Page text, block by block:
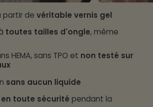
partir de véritable vernis gel
toutes tailles d'ongle, même
HEMA, sans TPO et non testé sur
sans aucun liquide
toute sécurité pendant la